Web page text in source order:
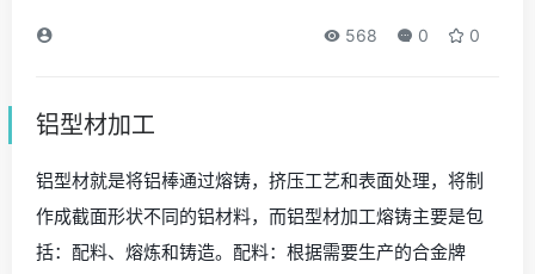
568 0 0
铝型材加工
铝型材就是将铝棒通过熔铸，挤压工艺和表面处理，将制
作成截面形状不同的铝材料，而铝型材加工熔铸主要是包
括：配料、熔炼和铸造。配料：根据需要生产的合金牌